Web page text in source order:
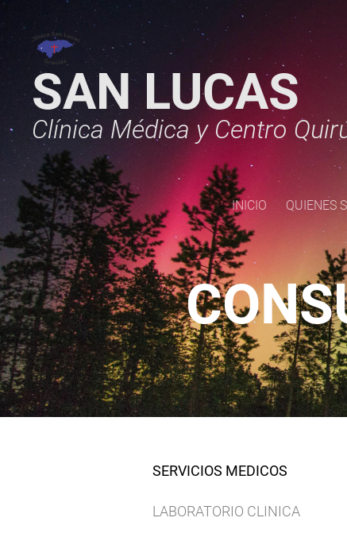
SAN LUCAS
Clínica Médica y Centro
INICIO QUIENES
SERVICIOS MEDICOS
LABORATORIO CLINICA